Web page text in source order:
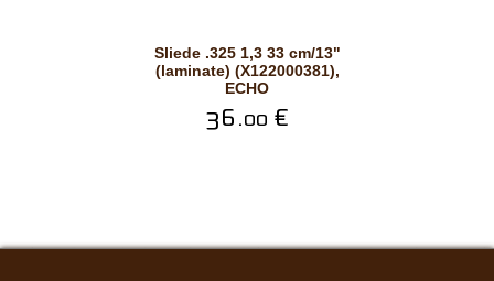
Sliede .325 1,3 33 cm/13"
(laminate) (X122000381),
ECHO
36.00 €